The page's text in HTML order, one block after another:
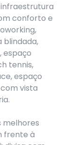
conforto e
blindada,
espaço
tennis,
espaço
vista
melhores
frente à